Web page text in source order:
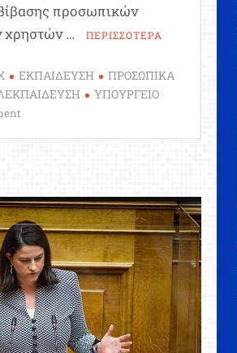
προσωπικών
χρηστών …
ΠΕΡΙΣΣΟΤΕΡΑ
ΕΚΠΑΙΔΕΥΣΗ
ΠΡΟΣΩΠΙΚΑ
ΥΠΟΥΡΓΕΙΟ
on
του
Υπ.
Παιδείας
σε
μία
ανασφαλή
πλατφόρμα
|
Νίκος